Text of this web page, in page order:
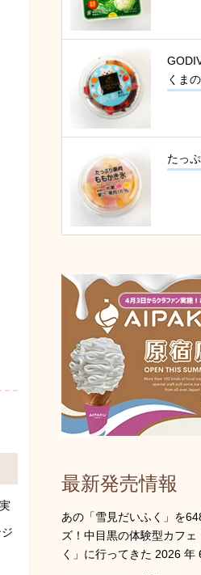
くま
たっ
最新発売情報
あの「雪見だいふく」を
ズ！中目黒の体験型カフ
く」に行ってきた 2026 年